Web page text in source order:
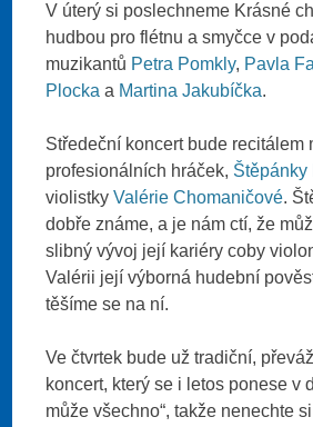
V úterý si poslechneme Krásné
hudbou pro flétnu a smyčce v
muzikantů Petra Pomkly, Pavla
Plocka a Martina Jakubíčka.
Středeční koncert bude recitálem
profesionálních hráček, Štěpánky
violistkyValérie Chomaničové.
dobře známe, a je nám ctí, že
slibný vývoj její kariéry coby
Valérii její výborná hudební
těšíme se na ní.
Ve čtvrtek bude už tradiční,
koncert, který se i letos ponese v
může všechno“, takže nenechte